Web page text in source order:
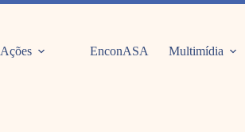
Ações EnconASA Multimídia